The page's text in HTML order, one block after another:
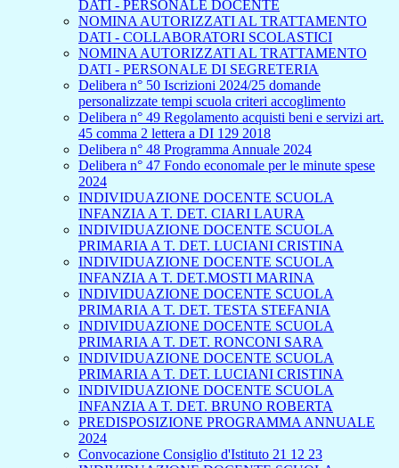
DATI - PERSONALE DOCENTE
NOMINA AUTORIZZATI AL TRATTAMENTO
DATI - COLLABORATORI SCOLASTICI
NOMINA AUTORIZZATI AL TRATTAMENTO
DATI - PERSONALE DI SEGRETERIA
Delibera n° 50 Iscrizioni 2024/25 domande
personalizzate tempi scuola criteri accoglimento
Delibera n° 49 Regolamento acquisti beni e servizi art.
45 comma 2 lettera a DI 129 2018
Delibera n° 48 Programma Annuale 2024
Delibera n° 47 Fondo economale per le minute spese
2024
INDIVIDUAZIONE DOCENTE SCUOLA
INFANZIA A T. DET. CIARI LAURA
INDIVIDUAZIONE DOCENTE SCUOLA
PRIMARIA A T. DET. LUCIANI CRISTINA
INDIVIDUAZIONE DOCENTE SCUOLA
INFANZIA A T. DET.MOSTI MARINA
INDIVIDUAZIONE DOCENTE SCUOLA
PRIMARIA A T. DET. TESTA STEFANIA
INDIVIDUAZIONE DOCENTE SCUOLA
PRIMARIA A T. DET. RONCONI SARA
INDIVIDUAZIONE DOCENTE SCUOLA
PRIMARIA A T. DET. LUCIANI CRISTINA
INDIVIDUAZIONE DOCENTE SCUOLA
INFANZIA A T. DET. BRUNO ROBERTA
PREDISPOSIZIONE PROGRAMMA ANNUALE
2024
Convocazione Consiglio d'Istituto 21 12 23